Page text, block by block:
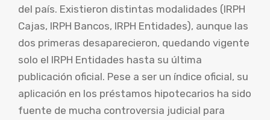
del país. Existieron distintas modalidades (IRPH
Cajas, IRPH Bancos, IRPH Entidades), aunque las
dos primeras desaparecieron, quedando vigente
solo el IRPH Entidades hasta su última
publicación oficial. Pese a ser un índice oficial, su
aplicación en los préstamos hipotecarios ha sido
fuente de mucha controversia judicial para